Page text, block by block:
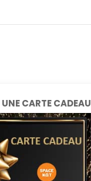
CARTE CADEAU